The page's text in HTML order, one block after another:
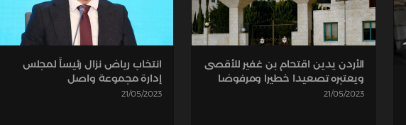
الأردن يدين اقتحام بن غفير للأقصى
ويعتبره تصعيدا خطيرا ومرفوضا
21/05/2023
انتخاب رياض نزال رئيساً لمجلس
إدارة مجموعة واصل
21/05/2023